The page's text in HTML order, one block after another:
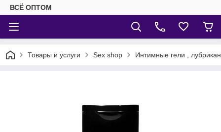
ВСЁ ОПТОМ
Товары и услуги Sex shop Интимные гели ,